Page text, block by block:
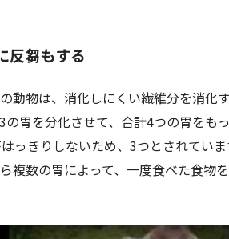
反芻もする
動物は、消化しにくい繊維分を消化
胃を分化させて、合計4つの胃をも
っきりしないため、3つとされてい
複数の胃によって、一度食べた食物